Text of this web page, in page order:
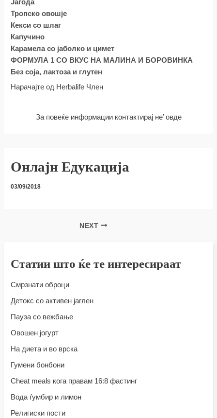
Јагода
Тропско овошје
Кекси со шлаг
Капучино
Карамела со јаболко и цимет
ФОРМУЛА 1 СО ВКУС НА МАЛИНА И БОРОВИНКА
Без соја, лактоза и глутен
Нарачајте од Herbalife Член
За повеќе информации контактирај не’ овде
Онлајн Едукација
03/09/2018
NEXT
Статии што ќе те интересираат
Смрзнати оброци
Детокс со активен јаглен
Пауза со вежбање
Овошен јогурт
На диета и во врска
Гумени бонбони
Cheat meals кога правам 16:8 фастинг
Вода ѓумбир и лимон
Религиски пости